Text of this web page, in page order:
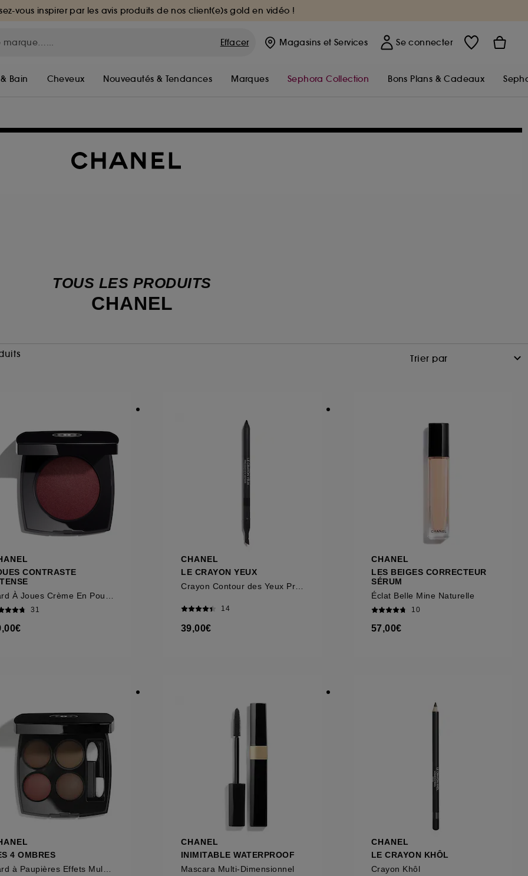
vous inspirer par les avis produits de nos client(e)s gold en vidéo !
Effacer Magasins et Services Se connecter
Bain Cheveux Nouveautés & Tendances Marques Sephora Collection Bons Plans & Cadeaux
TOUS LES PRODUITS
CHANEL
CONTRASTE
31
CHANEL
LE CRAYON YEUX
14
39,00€
CHANEL
LES BEIGES CORRECTEUR
SÉRUM
Éclat Belle Mine Naturelle
10
57,00€
4 OMBRES
CHANEL
INIMITABLE WATERPROOF
Mascara Multi-Dimensionnel
CHANEL
LE CRAYON KHÔL
Crayon Khôl